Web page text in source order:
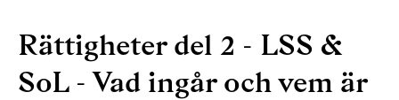
Rättigheter del 2 - LSS &
SoL - Vad ingår och vem är